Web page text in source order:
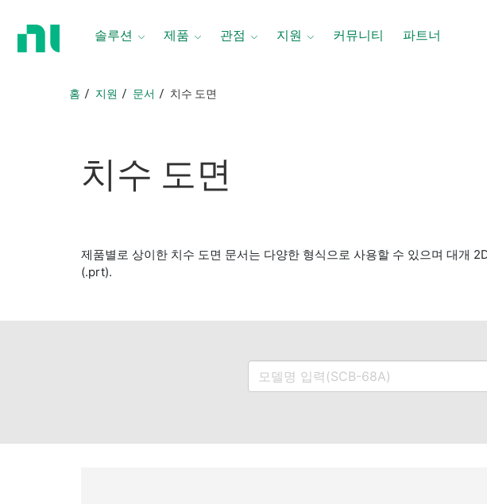
솔루션 제품 관점 지원 커뮤니티 파트너
홈 지원 문서 치수 도면
치수 도면
제품별로 상이한 치수 도면 문서는 다양한 형식으로 사용할 수 있으며 대개
(.prt).